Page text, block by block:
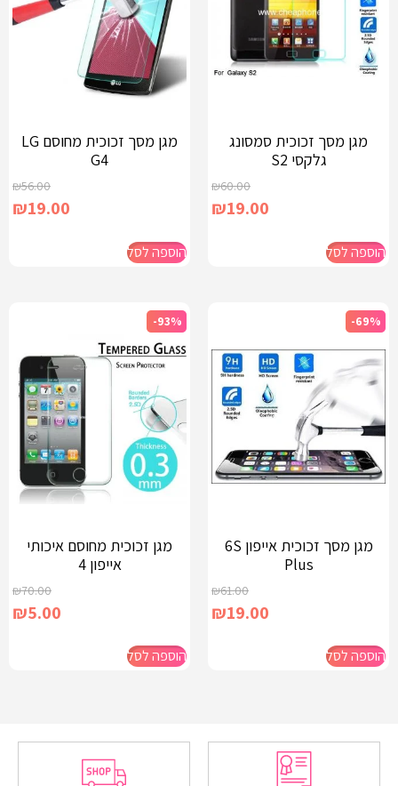
מגן מסך זכוכית סמסונג
גלקסי S2
₪60.00
₪19.00
הוספה לסל
מגן מסך זכוכית מחוסם LG
G4
₪56.00
₪19.00
הוספה לסל
-69%
מגן מסך זכוכית אייפון 6S
Plus
₪61.00
₪19.00
הוספה לסל
-93%
מגן זכוכית מחוסם איכותי
אייפון 4
₪70.00
₪5.00
הוספה לסל